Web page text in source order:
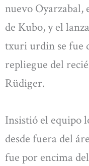
nuevo Oyarzabal,
de Kubo, y el
txuri urdin se fue
repliegue del
Rüdiger.
Insistió el equipo
desde fuera del
fue por encima